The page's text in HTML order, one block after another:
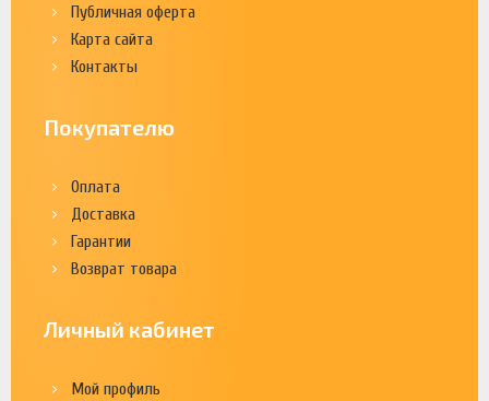
Публичная оферта
Карта сайта
Контакты
Покупателю
Оплата
Доставка
Гарантии
Возврат товара
Личный кабинет
Мой профиль